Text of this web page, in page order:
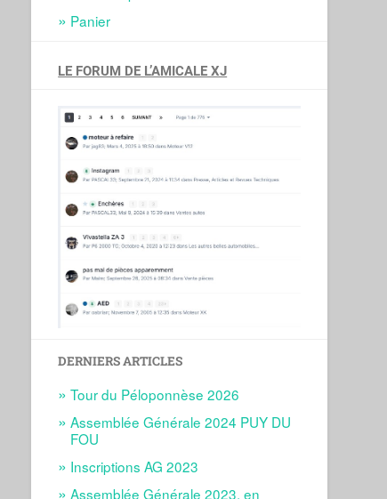
Panier
LE FORUM DE L’AMICALE XJ
DERNIERS ARTICLES
Tour du Péloponnèse 2026
Assemblée Générale 2024 PUY DU
FOU
Inscriptions AG 2023
Assemblée Générale 2023, en